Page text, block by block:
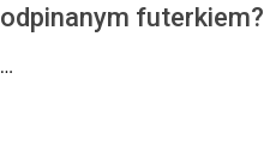
odpinanym futerkiem?
…